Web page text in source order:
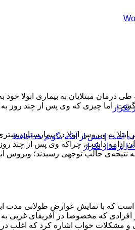
است | پیش از آنکه بگویم خداحافظ
درمان مبتلایان به بیماری ابولا
اما چیزی که وی پس از چند روز
به ویروس ابولا در بیمارستان
ادامه داشت، چراکه وی پس از چند
جالب توجهی رسیدند؛ ویروس
است که با نمایش عوارض طولانی مدت
که مخصوصا در آفریقای غربی به
خواب اشاره کرد که اغلب در